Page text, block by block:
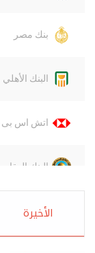
الأخيرة